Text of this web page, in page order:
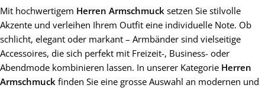
Mit hochwertigem Herren Armschmuck setzen Sie stilvolle
Akzente und verleihen Ihrem Outfit eine individuelle Note. Ob
schlicht, elegant oder markant – Armbänder sind vielseitige
Accessoires, die sich perfekt mit Freizeit-, Business- oder
Abendmode kombinieren lassen. In unserer Kategorie Herren
Armschmuck finden Sie eine grosse Auswahl an modernen und